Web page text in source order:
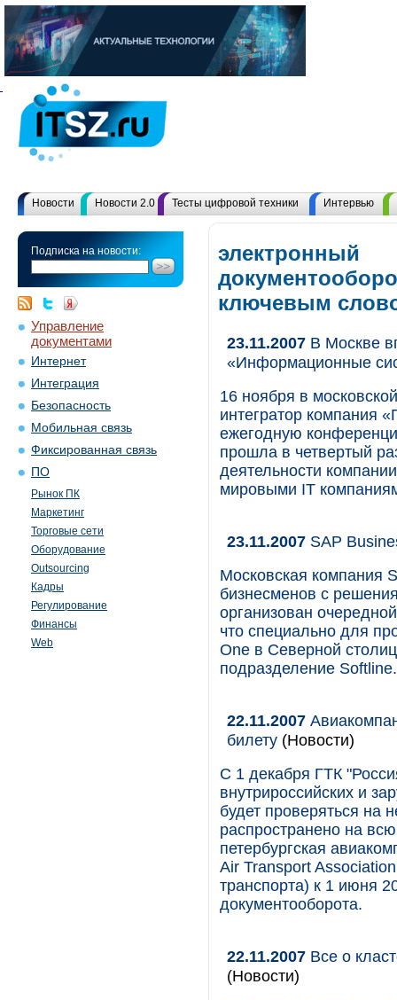
Новости Новости 2.0 Тесты цифровой техники Интервью
Подписка на новости:
Управление
документами
Интернет
Интеграция
Безопасность
Мобильная связь
Фиксированная связь
ПО
Рынок ПК
Маркетинг
Торговые сети
Оборудование
Outsourcing
Кадры
Регулирование
Финансы
Web
электронный
ключевым
23.11.2007 В Москве
«Информационные
16 ноября в
интегратор компания
ежегодную
прошла в четвертый
деятельности
мировыми IT
23.11.2007 SAP
Московская компания
бизнесменов с
организован
что специально для
One в Северной
подразделение Softline.
22.11.2007
билету (Новости)
С 1 декабря ГТК
внутрироссийских и
будет проверяться на
распространено на
петербургская
Air Transport
транспорта) к 1 июня
документооборота.
22.11.2007 Все о
(Новости)